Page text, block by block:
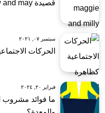
قصيدة maggie and milly and molly and may
سبتمبر ٠٧, ٢٠٢١
الحركات
فبراير ٢٠, ٢٠٢٤
ما فوائد مشروب